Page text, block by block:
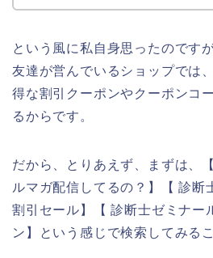
という風に私自身思ったのです
友達が営んでいるショップでは
得な割引クーポンやクーポンコ
るからです。
だから、とりあえず、まずは、
ルマガ配信してるの？】【 診断
割引セール】【 診断士ゼミナー
ン】という感じで検索してみる